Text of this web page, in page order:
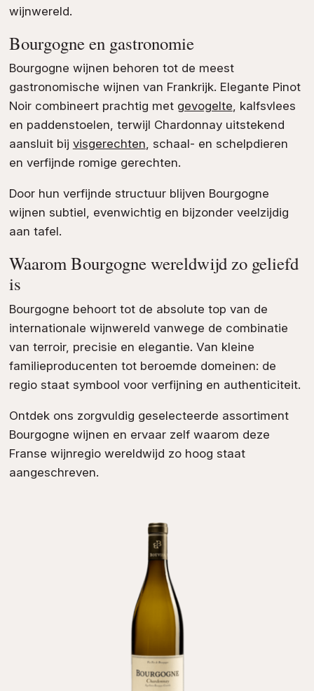
wijnwereld.
Bourgogne en gastronomie
Bourgogne wijnen behoren tot de meest
gastronomische wijnen van Frankrijk. Elegante Pinot
Noir combineert prachtig met gevogelte, kalfsvlees
en paddenstoelen, terwijl Chardonnay uitstekend
aansluit bij visgerechten, schaal- en schelpdieren
en verfijnde romige gerechten.
Door hun verfijnde structuur blijven Bourgogne
wijnen subtiel, evenwichtig en bijzonder veelzijdig
aan tafel.
Waarom Bourgogne wereldwijd zo geliefd
is
Bourgogne behoort tot de absolute top van de
internationale wijnwereld vanwege de combinatie
van terroir, precisie en elegantie. Van kleine
familieproducenten tot beroemde domeinen: de
regio staat symbool voor verfijning en authenticiteit.
Ontdek ons zorgvuldig geselecteerde assortiment
Bourgogne wijnen en ervaar zelf waarom deze
Franse wijnregio wereldwijd zo hoog staat
aangeschreven.